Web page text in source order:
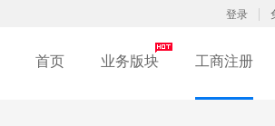
登录
首页 业务版块 工商注册